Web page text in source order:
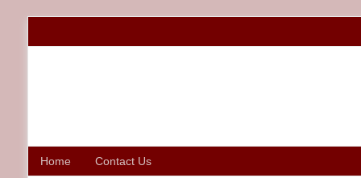
Home Contact Us